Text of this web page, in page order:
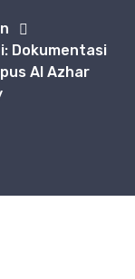
Dokumentasi
Al Azhar